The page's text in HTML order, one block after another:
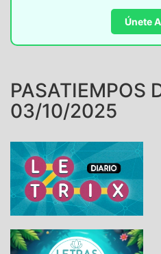
Únete
PASATIEMPOS
03/10/2025